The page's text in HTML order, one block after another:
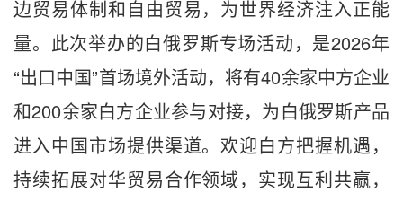
边贸易体制和自由贸易，为世界经济注入正能
量。此次举办的白俄罗斯专场活动，是2026年
“出口中国”首场境外活动，将有40余家中方企业
和200余家白方企业参与对接，为白俄罗斯产品
进入中国市场提供渠道。欢迎白方把握机遇，
持续拓展对华贸易合作领域，实现互利共赢，